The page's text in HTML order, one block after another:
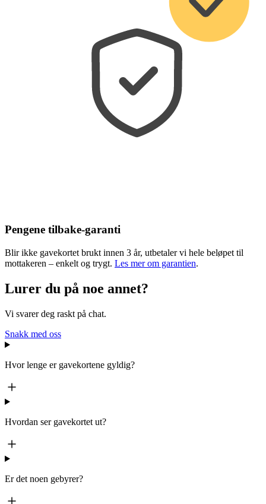
Pengene tilbake-garanti
Blir ikke gavekortet brukt innen 3 år, utbetaler vi hele beløpet til
mottakeren – enkelt og trygt. Les mer om garantien.
Lurer du på noe annet?
Vi svarer deg raskt på chat.
Snakk med oss
Hvor lenge er gavekortene gyldig?
Hvordan ser gavekortet ut?
Er det noen gebyrer?